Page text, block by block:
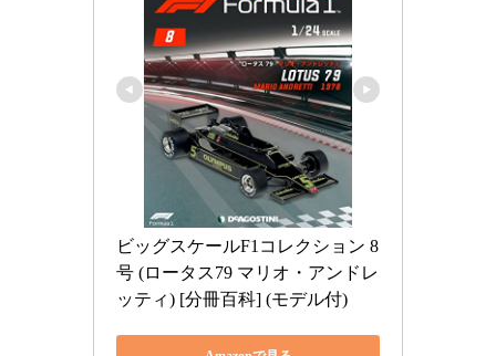
ビッグスケールF1コレクション 8
号 (ロータス79 マリオ・アンドレ
ッティ) [分冊百科] (モデル付)